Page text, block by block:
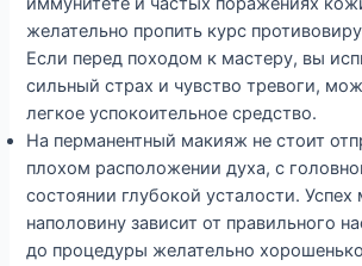
желательно пропить курс
Если перед походом к мастеру, вы
сильный страх и чувство тревоги,
легкое успокоительное средство.
На перманентный макияж не стоит
плохом расположении духа, с
состоянии глубокой усталости. Успех
наполовину зависит от правильного
до процедуры желательно